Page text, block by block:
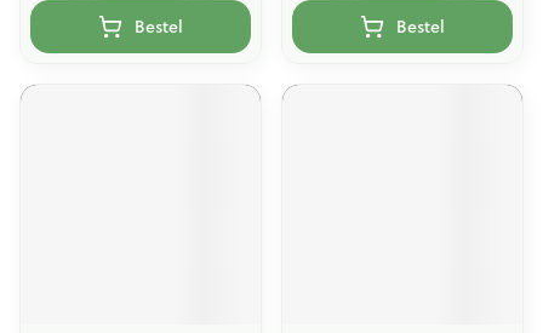
Bestel Bestel